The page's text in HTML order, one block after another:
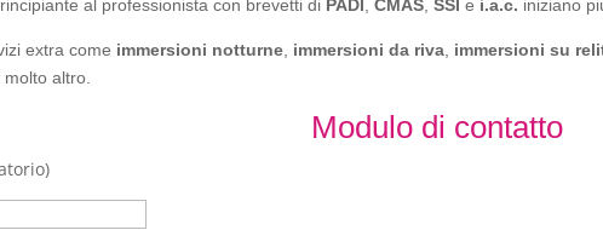
al professionista con brevetti di PADI ,CMAS ,SSI e i.a.c. iniziano
extra come immersioni notturne immersioni da riva immersioni su
molto altro.
Modulo di contatto